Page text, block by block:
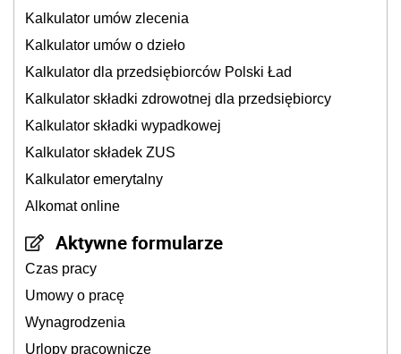
Kalkulator umów zlecenia
Kalkulator umów o dzieło
Kalkulator dla przedsiębiorców Polski Ład
Kalkulator składki zdrowotnej dla przedsiębiorcy
Kalkulator składki wypadkowej
Kalkulator składek ZUS
Kalkulator emerytalny
Alkomat online
Aktywne formularze
Czas pracy
Umowy o pracę
Wynagrodzenia
Urlopy pracownicze